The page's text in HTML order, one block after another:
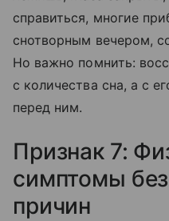
справиться, многие
снотворным вечером,
Но важно помнить:
с количества сна, а с
перед ним.
Признак 7:
симптомы
причин